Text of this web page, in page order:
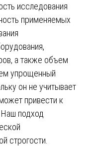
исследования
применяемых
а также объем
упрощенный
он не учитывает
привести к
подход
строгости.